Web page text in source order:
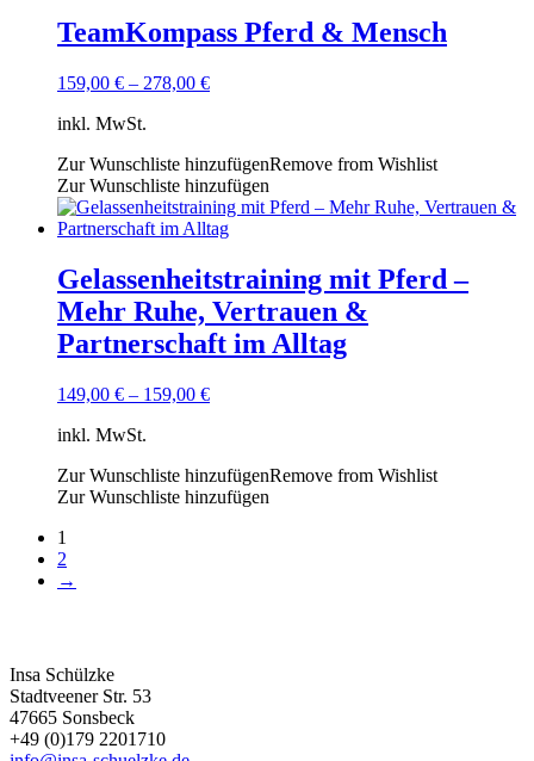
TeamKompass Pferd & Mensch
159,00 € – 278,00 €
inkl. MwSt.
Zur Wunschliste hinzufügenRemove from Wishlist
Zur Wunschliste hinzufügen
Gelassenheitstraining mit Pferd –
Mehr Ruhe, Vertrauen &
Partnerschaft im Alltag
149,00 € – 159,00 €
inkl. MwSt.
Zur Wunschliste hinzufügenRemove from Wishlist
Zur Wunschliste hinzufügen
1
2
→
Insa Schülzke
Stadtveener Str. 53
47665 Sonsbeck
+49 (0)179 2201710